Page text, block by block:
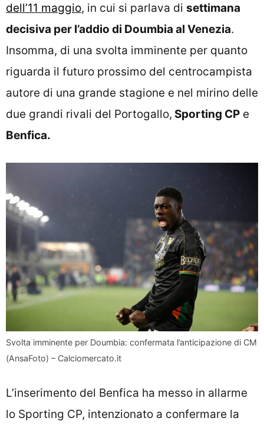
dell’11 maggio, in cui si parlava di settimana
decisiva per l’addio di Doumbia al Venezia.
Insomma, di una svolta imminente per quanto
riguarda il futuro prossimo del centrocampista
autore di una grande stagione e nel mirino delle
due grandi rivali del Portogallo, Sporting CP e
Benfica.
Svolta imminente per Doumbia: confermata l’anticipazione di CM
(AnsaFoto) – Calciomercato.it
L’inserimento del Benfica ha messo in allarme
lo Sporting CP, intenzionato a confermare la